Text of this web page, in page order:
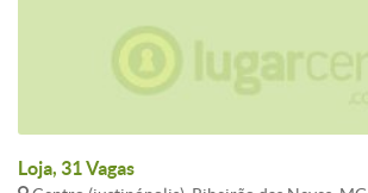
Loja, 31 Vagas